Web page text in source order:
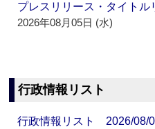
プレスリリース・タイト
2026年08月05日 (水)
行政情報リスト
行政情報リスト 2026/08/